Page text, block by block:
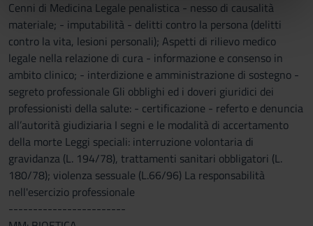
nostri partner che si occupano di analisi dei dati web,
pubblicità e social media, i quali potrebbero combinarle
con altre informazioni che hai fornito loro o che hanno
raccolto dal tuo utilizzo dei loro servizi.
Cenni di Medicina Legale penalistica - nesso di causalità
materiale; - imputabilità - delitti contro la persona (delitti
contro la vita, lesioni personali); Aspetti di rilievo medico
legale nella relazione di cura - informazione e consenso in
ambito clinico; - interdizione e amministrazione di sostegno -
segreto professionale Gli obblighi ed i doveri giuridici dei
professionisti della salute: - certificazione - referto e denuncia
all’autorità giudiziaria I segni e le modalità di accertamento
della morte Leggi speciali: interruzione volontaria di
gravidanza (L. 194/78), trattamenti sanitari obbligatori (L.
180/78); violenza sessuale (L.66/96) La responsabilità
nell'esercizio professionale
------------------------